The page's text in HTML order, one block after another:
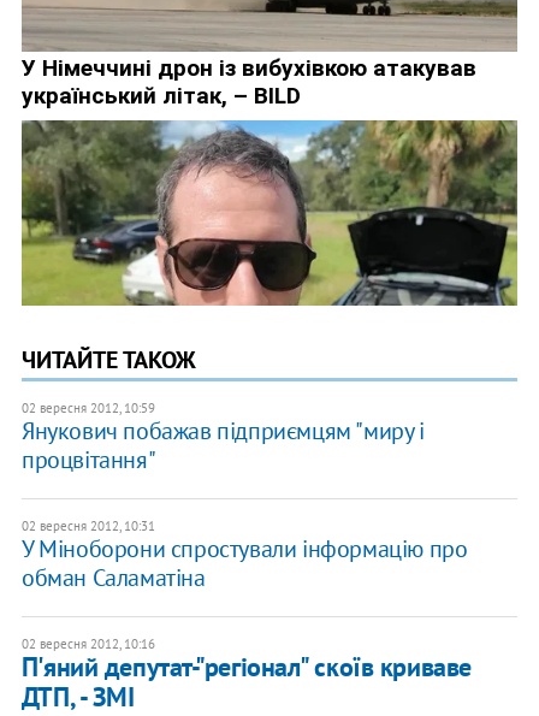
ЧИТАЙТЕ ТАКОЖ
02 вересня 2012, 10:59
Янукович побажав підприємцям "миру і
процвітання"
02 вересня 2012, 10:31
У Міноборони спростували інформацію про
обман Саламатіна
02 вересня 2012, 10:16
П'яний депутат-"регіонал" скоїв криваве
ДТП, - ЗМІ